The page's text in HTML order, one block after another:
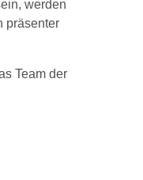
werden
präsenter
Team der